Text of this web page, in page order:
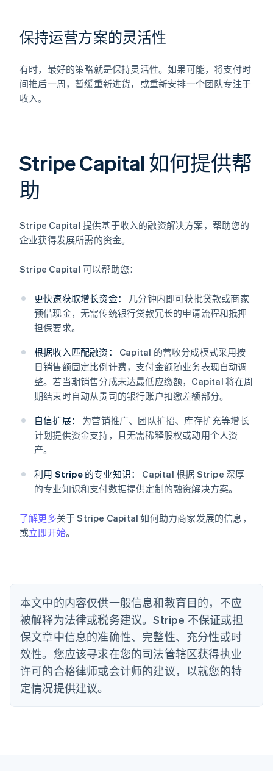
保持运营方案的灵活性
有时，最好的策略就是保持灵活性。如果可能，将支付时
间推后一周，暂缓重新进货，或重新安排一个团队专注于
收入。
Stripe Capital 如何提供帮
助
Stripe Capital 提供基于收入的融资解决方案，帮助您的
企业获得发展所需的资金。
Stripe Capital 可以帮助您：
更快速获取增长资金：
几分钟内即可获批贷款或商家
预借现金，无需传统银行贷款冗长的申请流程和抵押
担保要求。
根据收入匹配融资：
Capital 的营收分成模式采用按
日销售额固定比例计费，支付金额随业务表现自动调
整。若当期销售分成未达最低应缴额，Capital 将在周
期结束时自动从贵司的银行账户扣缴差额部分。
自信扩展：
为营销推广、团队扩招、库存扩充等增长
计划提供资金支持，且无需稀释股权或动用个人资
产。
利用 Stripe 的专业知识：
Capital 根据 Stripe 深厚
的专业知识和支付数据提供定制的融资解决方案。
了解更多关于 Stripe Capital 如何助力商家发展的信息，
或立即开始。
本文中的内容仅供一般信息和教育目的，不应
被解释为法律或税务建议。Stripe 不保证或担
保文章中信息的准确性、完整性、充分性或时
效性。您应该寻求在您的司法管辖区获得执业
许可的合格律师或会计师的建议，以就您的特
定情况提供建议。
阿联酋
爱尔兰
English
爱沙尼亚
English
奥地利
Deutsch English
澳大利亚
巴西
Português
English
丹麦
English
德国
DeutschEnglish
法国
FrançaisEnglish
芬兰
EnglishSvenska